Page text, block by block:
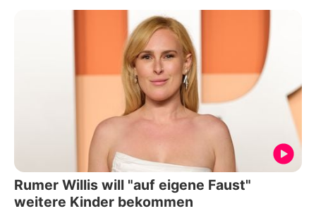
Rumer Willis will "auf eigene Faust"
weitere Kinder bekommen